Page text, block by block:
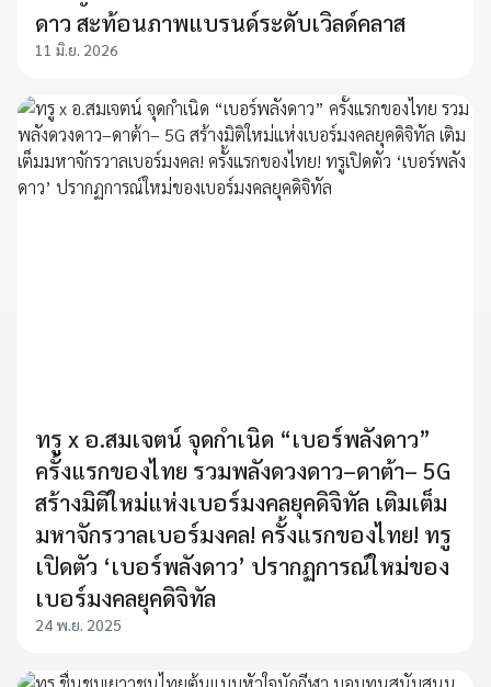
ดาว สะท้อนภาพแบรนด์ระดับเวิลด์คลาส
11 มิ.ย. 2026
ทรู x อ.สมเจตน์ จุดกำเนิด “เบอร์พลังดาว”
ครั้งแรกของไทย รวมพลังดวงดาว–ดาต้า– 5G
สร้างมิติใหม่แห่งเบอร์มงคลยุคดิจิทัล เติมเต็ม
มหาจักรวาลเบอร์มงคล! ครั้งแรกของไทย! ทรู
เปิดตัว ‘เบอร์พลังดาว’ ปรากฏการณ์ใหม่ของ
เบอร์มงคลยุคดิจิทัล
24 พ.ย. 2025